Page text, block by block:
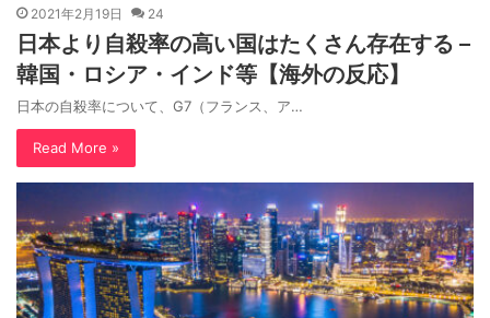
2021年2月19日 24
日本より自殺率の高い国はたくさん存在する –
韓国・ロシア・インド等【海外の反応】
日本の自殺率について、G7（フランス、ア…
Read More »